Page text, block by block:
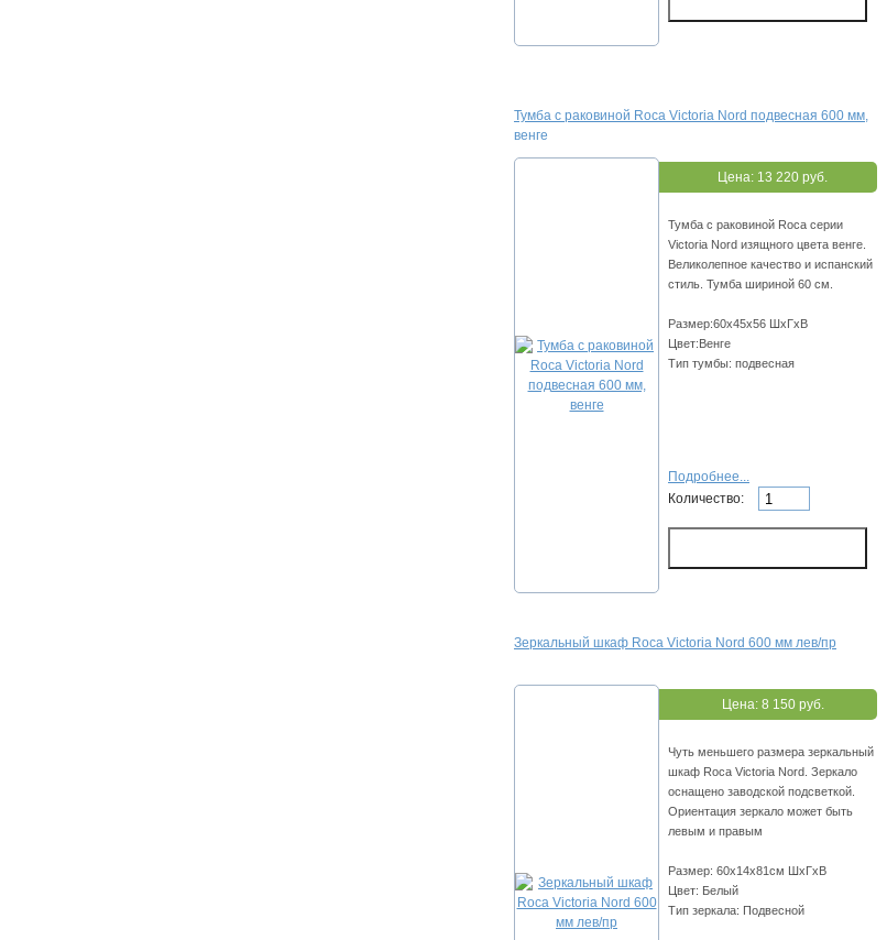
Тумба с раковиной Roca Victoria Nord подвесная 600 мм,
венге
Цена: 13 220 руб.
Тумба с раковиной Roca серии
Victoria Nord изящного цвета венге.
Великолепное качество и испанский
стиль. Тумба шириной 60 см.
Размер:60х45х56 ШхГхВ
Цвет:Венге
Тип тумбы: подвесная
Подробнее...
Количество:
Зеркальный шкаф Roca Victoria Nord 600 мм лев/пр
Цена: 8 150 руб.
Чуть меньшего размера зеркальный
шкаф Roca Victoria Nord. Зеркало
оснащено заводской подсветкой.
Ориентация зеркало может быть
левым и правым
Размер: 60х14х81см ШхГхВ
Цвет: Белый
Тип зеркала: Подвесной